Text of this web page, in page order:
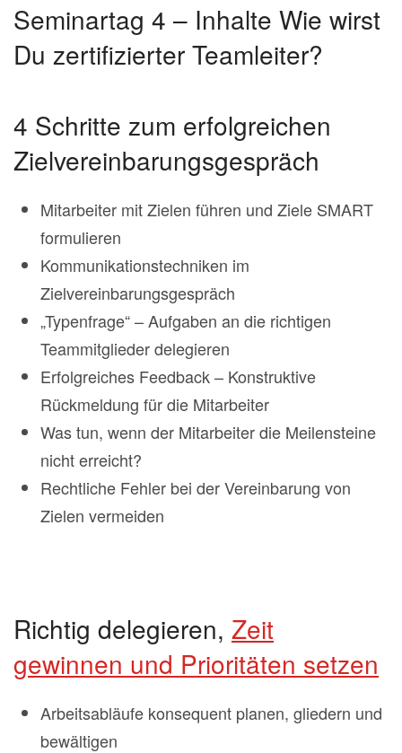
Seminartag 4 – Inhalte Wie wirst
Du zertifizierter Teamleiter?
4 Schritte zum erfolgreichen
Zielvereinbarungsgespräch
Mitarbeiter mit Zielen führen und Ziele SMART
formulieren
Kommunikationstechniken im
Zielvereinbarungsgespräch
„Typenfrage“ – Aufgaben an die richtigen
Teammitglieder delegieren
Erfolgreiches Feedback – Konstruktive
Rückmeldung für die Mitarbeiter
Was tun, wenn der Mitarbeiter die Meilensteine
nicht erreicht?
Rechtliche Fehler bei der Vereinbarung von
Zielen vermeiden
Richtig delegieren, Zeit
gewinnen und Prioritäten setzen
Arbeitsabläufe konsequent planen, gliedern und
bewältigen